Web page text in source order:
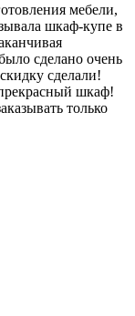
мебели,
шкаф-купе в
сделано очень
сделали!
шкаф!
только